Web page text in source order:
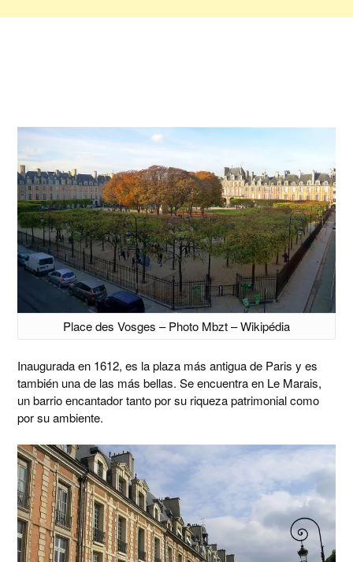
Place des Vosges – Photo Mbzt – Wikipédia
Inaugurada en 1612, es la plaza más antigua de Paris y es
también una de las más bellas. Se encuentra en Le Marais,
un barrio encantador tanto por su riqueza patrimonial como
por su ambiente.